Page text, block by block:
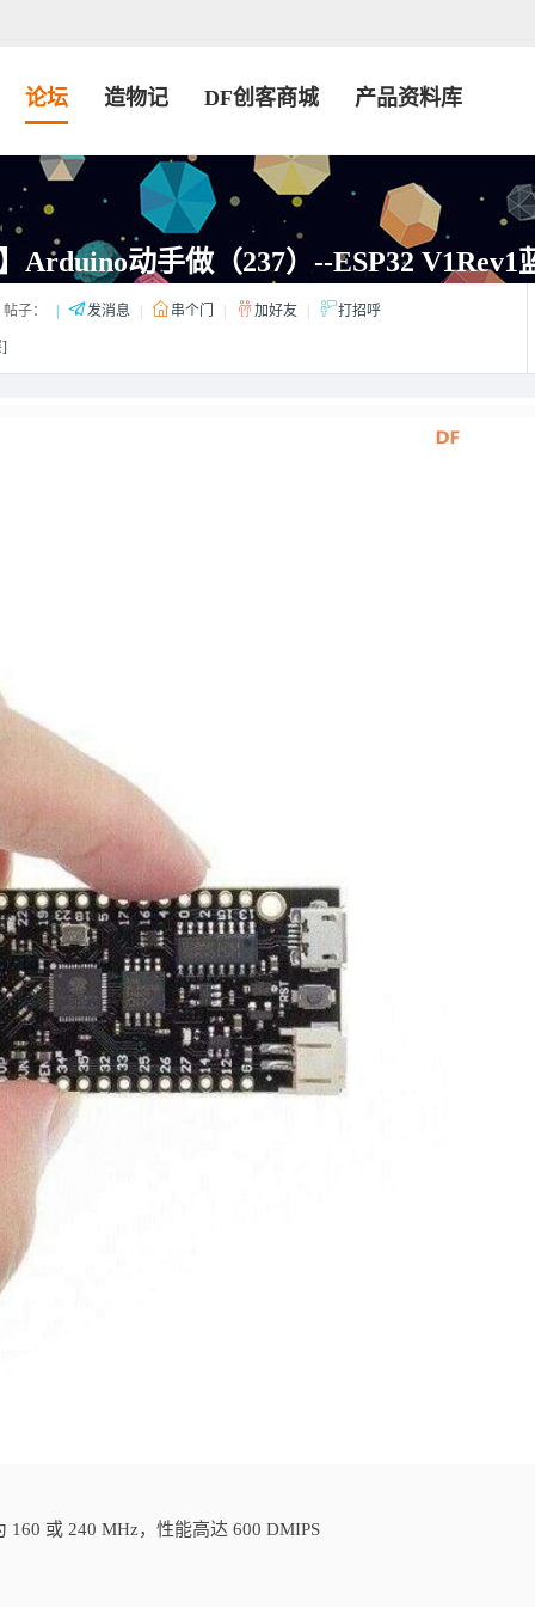
论坛 造物记 DF创客商城 产品资料库
Arduino动手做（237）--ESP32 V1Rev1
帖子： 发消息 串个门 加好友 打招呼
160 或 240 MHz，性能高达 600 DMIPS